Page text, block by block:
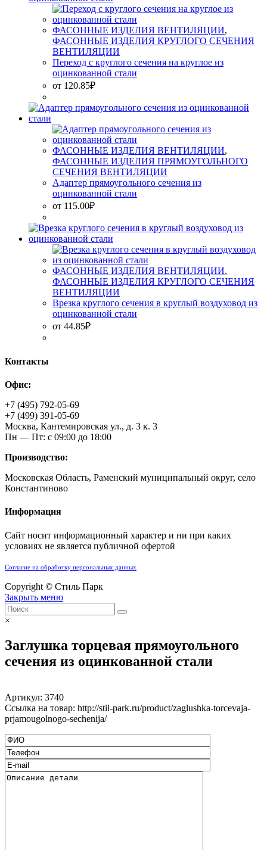
ФАСОННЫЕ ИЗДЕЛИЯ ВЕНТИЛЯЦИИ,
ФАСОННЫЕ ИЗДЕЛИЯ КРУГЛОГО СЕЧЕНИЯ
ВЕНТИЛЯЦИИ
Переход с круглого сечения на круглое из
оцинкованной стали
от 120.85₽
ФАСОННЫЕ ИЗДЕЛИЯ ВЕНТИЛЯЦИИ,
ФАСОННЫЕ ИЗДЕЛИЯ ПРЯМОУГОЛЬНОГО
СЕЧЕНИЯ ВЕНТИЛЯЦИИ
Адаптер прямоугольного сечения из
оцинкованной стали
от 115.00₽
ФАСОННЫЕ ИЗДЕЛИЯ ВЕНТИЛЯЦИИ,
ФАСОННЫЕ ИЗДЕЛИЯ КРУГЛОГО СЕЧЕНИЯ
ВЕНТИЛЯЦИИ
Врезка круглого сечения в круглый воздуховод из
оцинкованной стали
от 44.85₽
Контакты
Офис:
+7 (495) 792-05-69
+7 (499) 391-05-69
Москва, Кантемировская ул., д. 3 к. 3
Пн — Пт: с 09:00 до 18:00
Производство:
Московская Область, Раменский муниципальный округ, село
Константиново
Информация
Сайт носит информационный характер и ни при каких
условиях не является публичной офертой
Согласие на обработку персональных данных
Copyright © Стиль Парк
Закрыть меню
×
Заглушка торцевая прямоугольного
сечения из оцинкованной стали
Артикул: 3740
Ссылка на товар: http://stil-park.ru/product/zaglushka-torcevaja-
prjamougolnogo-sechenija/